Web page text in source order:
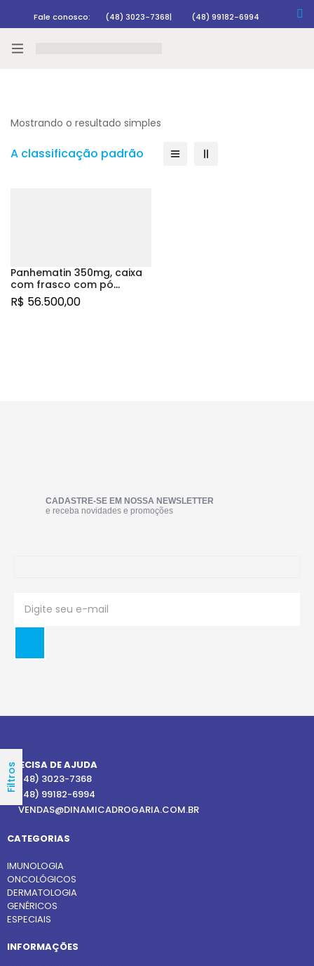
Fale conosco: (48) 3023-7368| (48) 99182-6994
Filtros
Mostrando o resultado simples
A classificação padrão
Panhematin 350mg, caixa
com frasco com pó
liofilizado para solução de
uso intravenoso
R$ 56.500,00
CADASTRE-SE EM NOSSA NEWSLETTER
e receba novidades e promoções
PRECISA DE AJUDA
(48) 3023-7368
(48) 99182-6994
VENDAS@DINAMICADROGARIA.COM.BR
CATEGORIAS
IMUNOLOGIA
ONCOLÓGICOS
DERMATOLOGIA
GENÉRICOS
ESPECIAIS
INFORMAÇÕES